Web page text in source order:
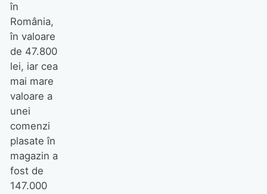
în
România,
în valoare
de 47.800
lei, iar cea
mai mare
valoare a
unei
comenzi
plasate în
magazin a
fost de
147.000